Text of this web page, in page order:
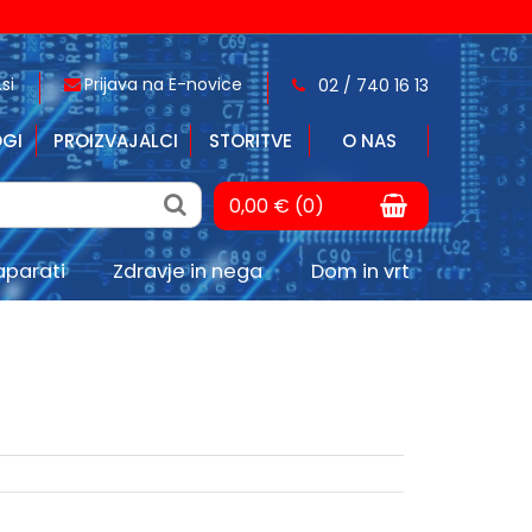
Prijava na E-novice 02 / 740 16 13
PROIZVAJALCI STORITVE O NAS
0,00 € (0)
Zdravje in nega Dom in vrt